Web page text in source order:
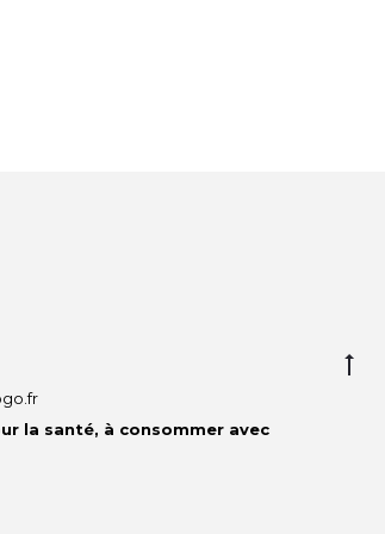
la santé, à consommer avec